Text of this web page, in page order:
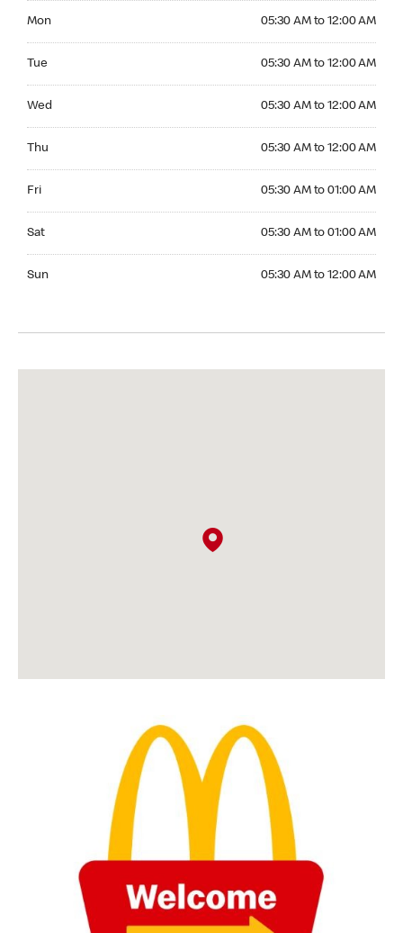
Mon 05:30 AM to 12:00 AM
Tue 05:30 AM to 12:00 AM
Wed 05:30 AM to 12:00 AM
Thu 05:30 AM to 12:00 AM
Fri 05:30 AM to 01:00 AM
Sat 05:30 AM to 01:00 AM
Sun 05:30 AM to 12:00 AM